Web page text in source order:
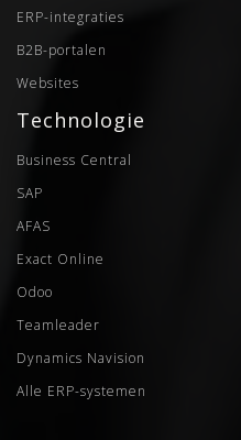
ERP-integraties
B2B-portalen
Websites
Technologie
Business Central
SAP
AFAS
Exact Online
Odoo
Teamleader
Dynamics Navision
Alle ERP-systemen